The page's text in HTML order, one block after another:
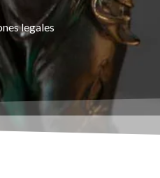
legales